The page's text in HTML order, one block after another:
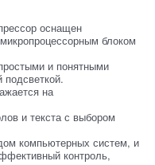
оснащен
блоком
и понятными
подсветкой.
на
и текста с выбором
компьютерных систем, и
контроль,